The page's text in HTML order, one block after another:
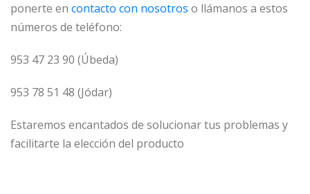
ponerte en contacto con nosotros o llámanos a estos
números de teléfono:
953 47 23 90 (Úbeda)
953 78 51 48 (Jódar)
Estaremos encantados de solucionar tus problemas y
facilitarte la elección del producto